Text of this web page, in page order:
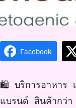
Facebook
🛍️ บริการอาหาร
แบรนด์ สินค้ากว่